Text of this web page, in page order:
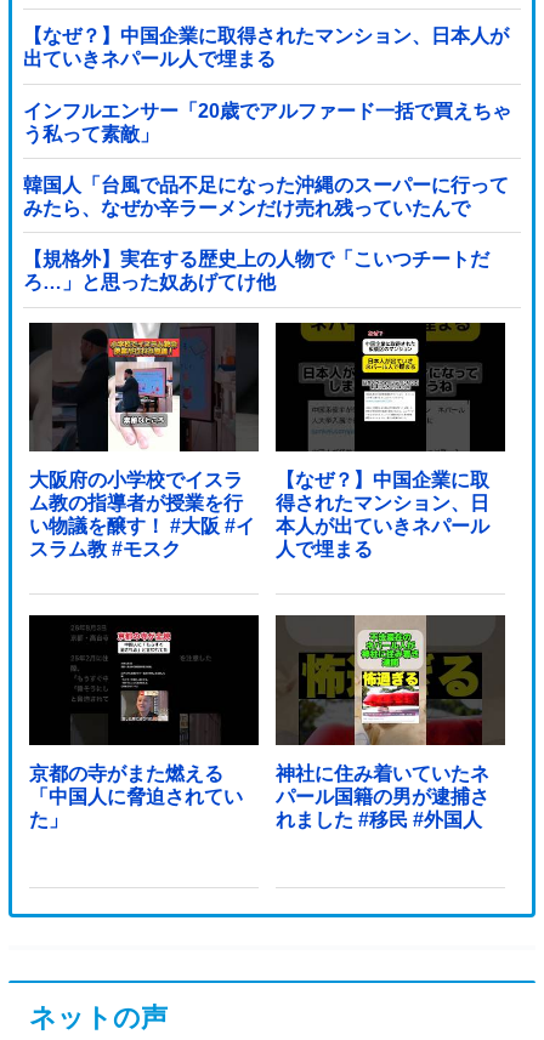
【なぜ？】中国企業に取得されたマンション、日本人が
出ていきネパール人で埋まる
インフルエンサー「20歳でアルファード一括で買えちゃ
う私って素敵」
韓国人「台風で品不足になった沖縄のスーパーに行って
みたら、なぜか辛ラーメンだけ売れ残っていたんで
す…」
【規格外】実在する歴史上の人物で「こいつチートだ
ろ…」と思った奴あげてけ他
大阪府の小学校でイスラ
ム教の指導者が授業を行
い物議を醸す！ #大阪 #イ
スラム教 #モスク
【なぜ？】中国企業に取
得されたマンション、日
本人が出ていきネパール
人で埋まる
京都の寺がまた燃える
「中国人に脅迫されてい
た」
神社に住み着いていたネ
パール国籍の男が逮捕さ
れました #移民 #外国人
ネットの声